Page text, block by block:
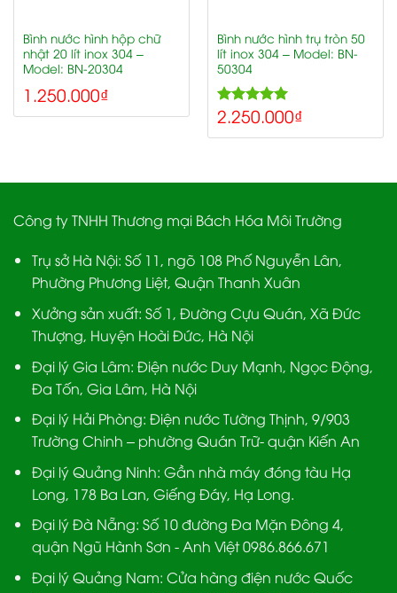
Bình nước hình hộp chữ
nhật 20 lít inox 304 –
Model: BN-20304
1.250.000₫
Bình nước hình trụ tròn 50
lít inox 304 – Model: BN-
50304
Rated5.00
out of 5
2.250.000₫
Công ty TNHH Thương mại Bách Hóa Môi Trường
Trụ sở Hà Nội: Số 11, ngõ 108 Phố Nguyễn Lân,
Phường Phương Liệt, Quận Thanh Xuân
Xưởng sản xuất: Số 1, Đường Cựu Quán, Xã Đức
Thượng, Huyện Hoài Đức, Hà Nội
Đại lý Gia Lâm: Điện nước Duy Mạnh, Ngọc Động,
Đa Tốn, Gia Lâm, Hà Nội
Đại lý Hải Phòng: Điện nước Tường Thịnh, 9/903
Trường Chinh – phường Quán Trữ- quận Kiến An
Đại lý Quảng Ninh: Gần nhà máy đóng tàu Hạ
Long, 178 Ba Lan, Giếng Đáy, Hạ Long.
Đại lý Đà Nẵng: Số 10 đường Đa Mặn Đông 4,
quận Ngũ Hành Sơn - Anh Việt 0986.866.671
Đại lý Quảng Nam: Cửa hàng điện nước Quốc